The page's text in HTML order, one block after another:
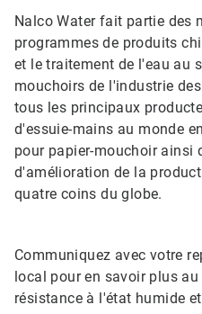
Nalco Water fait partie des
programmes de produits
et le traitement de l'eau au
mouchoirs de l'industrie
tous les principaux
d'essuie-mains au monde
pour papier-mouchoir ainsi
d'amélioration de la
quatre coins du globe.
Communiquez avec votre
local pour en savoir plus
résistance à l'état humide